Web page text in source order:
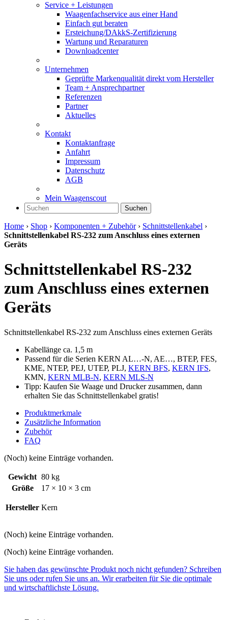
Service + Leistungen
Waagenfachservice aus einer Hand
Einfach gut beraten
Ersteichung/DAkkS-Zertifizierung
Wartung und Reparaturen
Downloadcenter
Unternehmen
Geprüfte Markenqualität direkt vom Hersteller
Team + Ansprechpartner
Referenzen
Partner
Aktuelles
Kontakt
Kontaktanfrage
Anfahrt
Impressum
Datenschutz
AGB
Mein Waagenscout
Suchen
Home › Shop › Komponenten + Zubehör› Schnittstellenkabel ›
Schnittstellenkabel RS-232 zum Anschluss eines externen
Geräts
Schnittstellenkabel RS-232
zum Anschluss eines externen
Geräts
Schnittstellenkabel RS-232 zum Anschluss eines externen Geräts
Kabellänge ca. 1,5 m
Passend für die Serien KERN AL…-N, AE…, BTEP, FES,
KME, NTEP, PEJ, UTEP, PLJ, KERN BFS, KERN IFS,
KMN, KERN MLB-N, KERN MLS-N
Tipp: Kaufen Sie Waage und Drucker zusammen, dann
erhalten Sie das Schnittstellenkabel gratis!
Produktmerkmale
Zusätzliche Information
Zubehör
FAQ
(Noch) keine Einträge vorhanden.
Gewicht 80 kg
Größe
17 × 10 × 3 cm
Hersteller Kern
(Noch) keine Einträge vorhanden.
(Noch) keine Einträge vorhanden.
Sie haben das gewünschte Produkt noch nicht gefunden? Schreiben
Sie uns oder rufen Sie uns an. Wir erarbeiten für Sie die optimale
und wirtschaftlichste Lösung.